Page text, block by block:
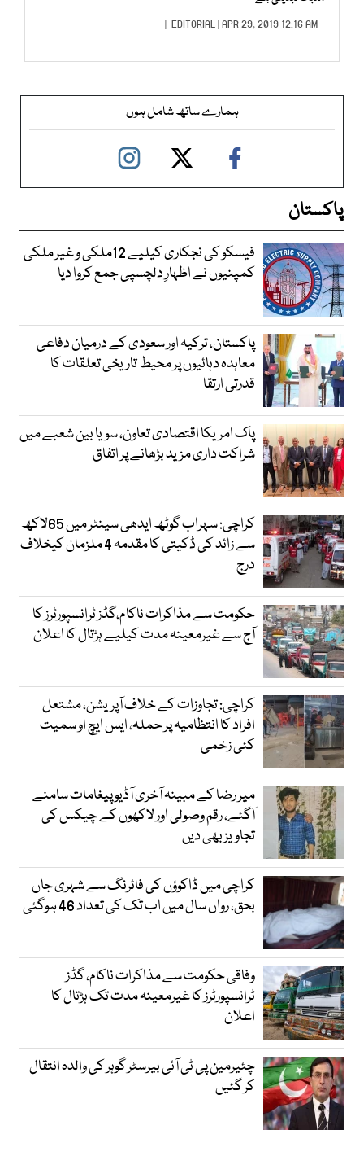
EDITORIAL| APR 29, 2019 12:16 AM |
ہمارے ساتھ شامل ہوں
پاکستان
فیسکو کی نجکاری کیلیے 12ملکی و غیر ملکی
کمپنیوں نے اظہارِ دلچسپی جمع کروا دیا
پاکستان، ترکیہ اور سعودی کے درمیان دفاعی
معاہدہ دہائیوں پر محیط تاریخی تعلقات کا
قدرتی ارتقا
پاک امریکا اقتصادی تعاون، سویا بین شعبے میں
شراکت داری مزید بڑھانے پر اتفاق
کراچی: سہراب گوٹھ ایدھی سینٹر میں 65لاکھ
سے زائد کی ڈکیتی کا مقدمہ 4 ملزمان کیخلاف
درج
حکومت سے مذاکرات ناکام،گڈز ٹرانسپورٹرز کا
آج سے غیرمعینہ مدت کیلیے ہڑتال کا اعلان
کراچی: تجاوزات کے خلاف آپریشن، مشتعل
افراد کا انتظامیہ پر حملہ، ایس ایچ او سمیت
کئی زخمی
میر رضا کے مبینہ آخری آڈیو پیغامات سامنے
آگئے، رقم وصولی اور لاکھوں کے چیکس کی
تجاویز بھی دیں
کراچی میں ڈاکوؤں کی فائرنگ سے شہری جاں
بحق، رواں سال میں اب تک کی تعداد 46 ہوگئی
وفاقی حکومت سے مذاکرات ناکام، گڈز
ٹرانسپورٹرز کا غیرمعینہ مدت تک ہڑتال کا
اعلان
چئیرمین پی ٹی آئی بیرسٹر گوہر کی والدہ انتقال
کر گئیں